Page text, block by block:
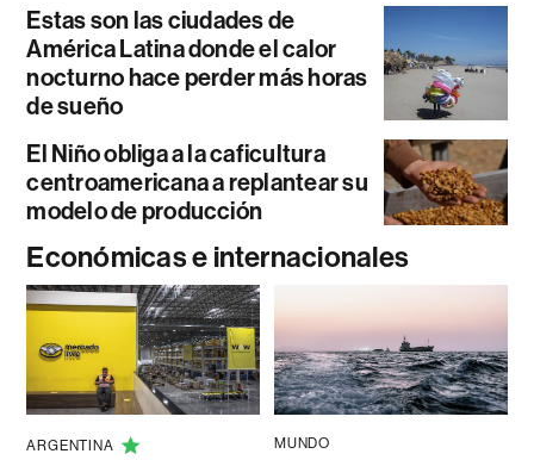
Estas son las ciudades de
América Latina donde el calor
nocturno hace perder más horas
de sueño
El Niño obliga a la caficultura
centroamericana a replantear su
modelo de producción
Económicas e internacionales
ARGENTINA MUNDO